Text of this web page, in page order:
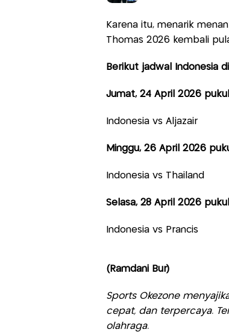
Karena itu, menarik
Thomas 2026 kembali
Berikut jadwal Indonesia
Jumat, 24 April 2026
Indonesia vs Aljazair
Minggu, 26 April 2026
Indonesia vs Thailand
Selasa, 28 April 2026
Indonesia vs Prancis
(Ramdani Bur)
Sports Okezone
cepat, dan terpercaya.
olahraga.